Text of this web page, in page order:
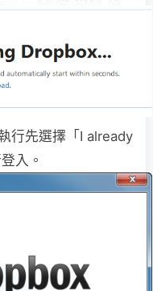
行先選擇「I already
入。